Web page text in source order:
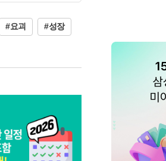
#요괴 #성장